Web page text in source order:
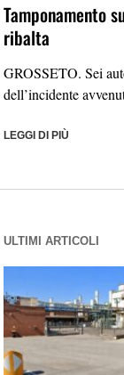
Tamponamento
ribalta
GROSSETO. Sei
dell’incidente
LEGGI DI PIÙ
ULTIMI ARTICOLI